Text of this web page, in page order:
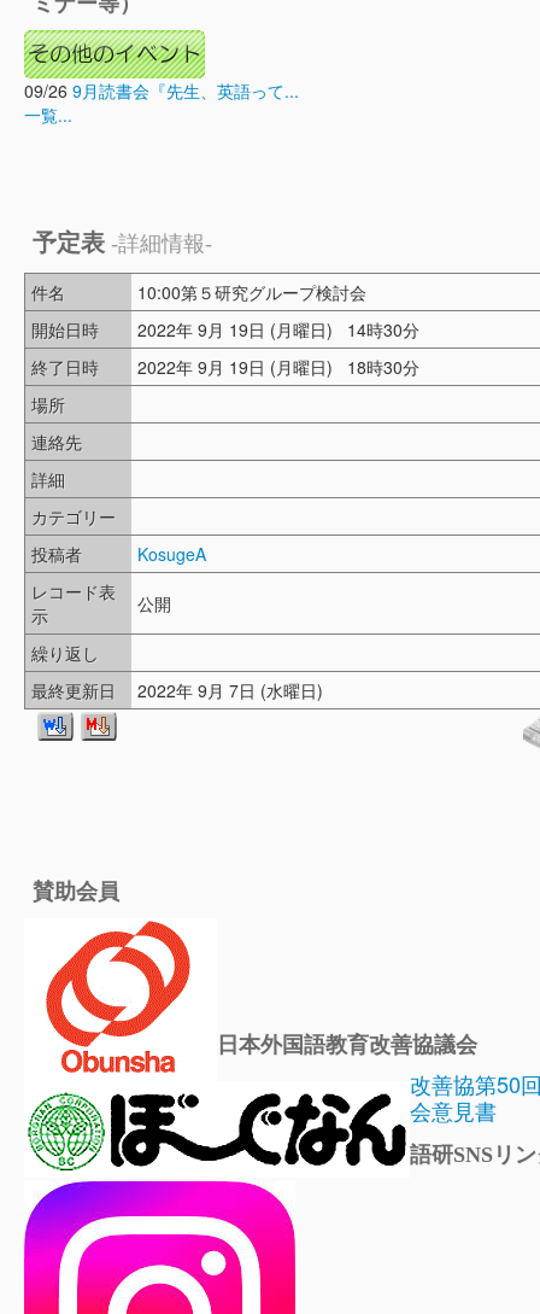
09/26 9月読書会『先生、英語って...
一覧...
予定表 -詳細情報-
件名
10:00第５研究グループ検討会
開始日時
2022年 9月 19日 (月曜日) 14時30分
終了日時
2022年 9月 19日 (月曜日) 18時30分
場所
連絡先
詳細
カテゴリー
投稿者
KosugeA
レコード表
示
公開
繰り返し
最終更新日
2022年 9月 7日 (水曜日)
賛助会員
日本外国語教育改善協議会
改善協第50
会意見書
語研SNSリ